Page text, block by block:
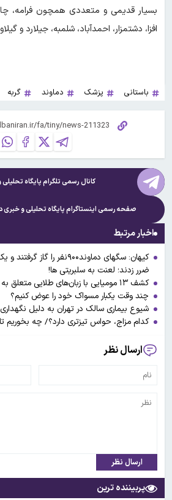
بسیار قدیمی و متعددی همچون فرامه،
افزا، دشتمزار، احمدآباد، شلمبه، جیلارد و
باستانی پزشک دماوند گربه
کانال رسمی تلگرام پایگاه
صفحه رسمی اینستاگرام پایگاه تحلیلی و خبری
اخبار مرتبط
ضرر زدند؛ لعنت به سلبریتی ها!
کشف ۱۳ مومیایی با زبان‌های طلایی متعلق به ۲۳۰۰ سال پیش در مصر
چند وقت یکبار مسواک خود را عوض کنیم؟
شیوع بیماری سالک در تهران به دلیل
کدام مزاج، حواس تیزتری دارد؟/ چه بخوریم
ارسال نظر
ارسال نظر
پربیننده ترین